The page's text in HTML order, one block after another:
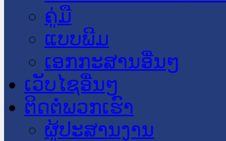
ຄູ່ມື
ແບບພີມ
ເອກກະສານອື່ນໆ
ເວັບໄຊອື່ນໆ
ຕິດຕໍ່ພວກເຮົາ
ຜູ້ປະສານງານ